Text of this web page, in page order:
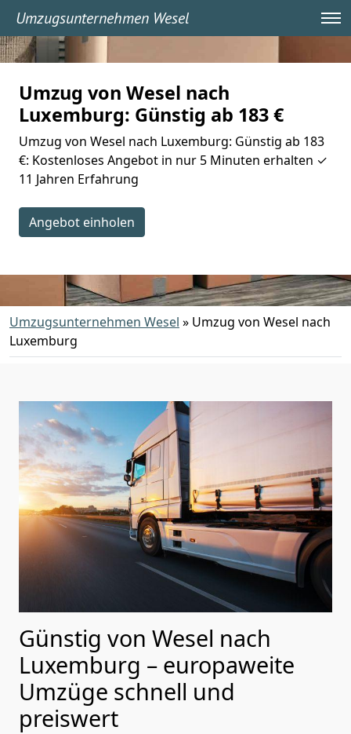
Umzugsunternehmen Wesel
Umzug von Wesel nach
Luxemburg: Günstig ab 183 €
Umzug von Wesel nach Luxemburg: Günstig ab 183
€: Kostenloses Angebot in nur 5 Minuten erhalten ✓
11 Jahren Erfahrung
Angebot einholen
Umzugsunternehmen Wesel » Umzug von Wesel nach
Luxemburg
Günstig von Wesel nach
Luxemburg – europaweite
Umzüge schnell und
preiswert